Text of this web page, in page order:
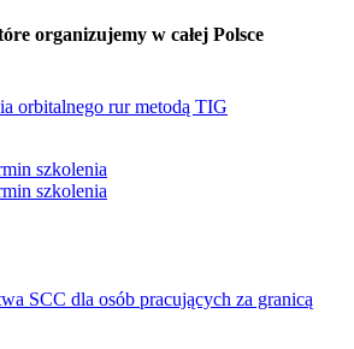
organizujemy w całej Polsce
orbitalnego rur metodą TIG
szkolenia
szkolenia
SCC dla osób pracujących za granicą